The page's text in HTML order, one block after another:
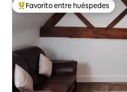
Favorito entre huéspedes
Favorito entre huéspedes